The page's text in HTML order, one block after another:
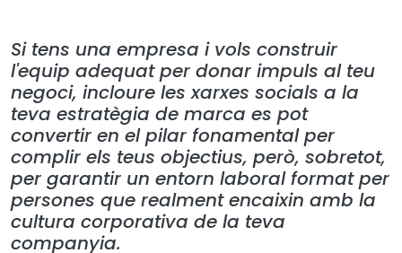
Si tens una empresa i vols construir
l'equip adequat per donar impuls al teu
negoci, incloure les xarxes socials a la
teva estratègia de marca es pot
convertir en el pilar fonamental per
complir els teus objectius, però, sobretot,
per garantir un entorn laboral format per
persones que realment encaixin amb la
cultura corporativa de la teva
companyia.